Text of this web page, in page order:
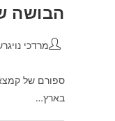
הבושה
מרדכי
ספורם של
בארץ…